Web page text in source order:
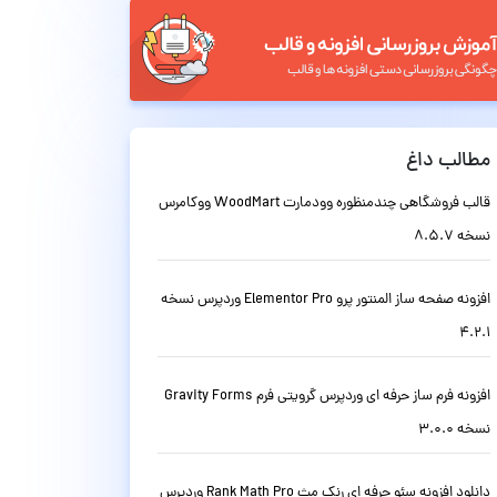
مطالب داغ
قالب فروشگاهی چندمنظوره وودمارت WoodMart ووکامرس
نسخه 8.5.7
افزونه صفحه ساز المنتور پرو Elementor Pro وردپرس نسخه
4.2.1
افزونه فرم ساز حرفه ای وردپرس گرویتی فرم Gravity Forms
نسخه 3.0.0